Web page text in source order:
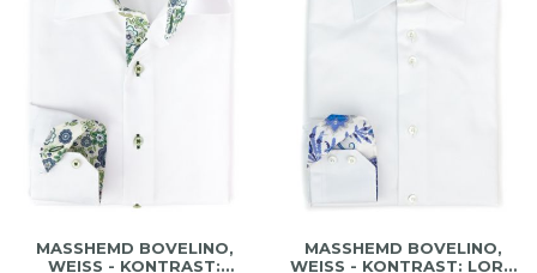
MASSHEMD BOVELINO, W
EISS - KONTRAST: L
MASSHEMD BOVELINO,
WEISS - KONTRAST: LORD P